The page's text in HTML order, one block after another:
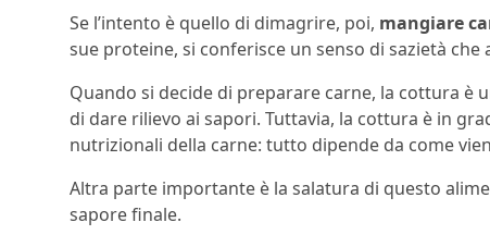
Se l’intento è quello di dimagrire, poi, mangiare
sue proteine, si conferisce un senso di sazietà
Quando si decide di preparare carne, la cottura è
di dare rilievo ai sapori. Tuttavia, la cottura è in
nutrizionali della carne: tutto dipende da come
Altra parte importante è la salatura di questo
sapore finale.